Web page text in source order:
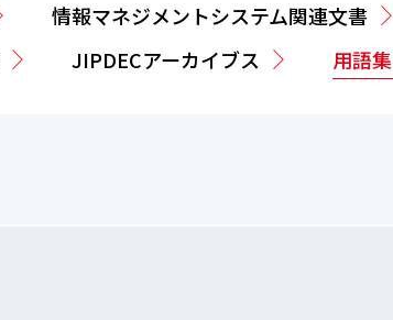
情報マネジメントシステム関連文書
JIPDECアーカイブス 用語集